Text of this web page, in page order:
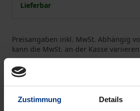
Zustimmung Details
Lieferbar
Preisangaben inkl. MwSt. Abhängig
kann die MwSt. an der Kasse
Hinweise zu Versandkosten